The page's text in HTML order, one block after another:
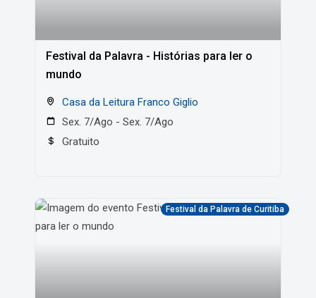
Festival da Palavra - Histórias para ler o
mundo
Casa da Leitura Franco Giglio
Sex. 7/Ago - Sex. 7/Ago
Gratuito
Festival da Palavra de Curitiba